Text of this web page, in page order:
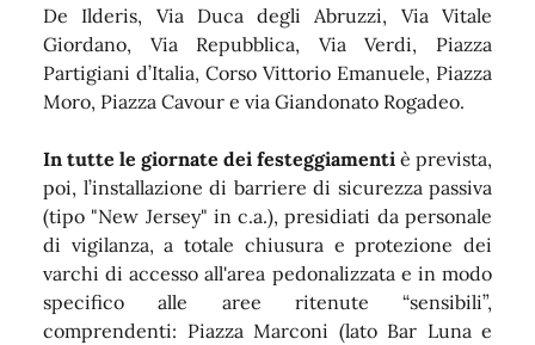
De Ilderis, Via Duca degli Abruzzi, Via Vitale
Giordano, Via Repubblica, Via Verdi, Piazza
Partigiani d’Italia, Corso Vittorio Emanuele, Piazza
Moro, Piazza Cavour e via Giandonato Rogadeo.
In tutte le giornate dei festeggiamenti è prevista,
poi, l’installazione di barriere di sicurezza passiva
(tipo "New Jersey" in c.a.), presidiati da personale
di vigilanza, a totale chiusura e protezione dei
varchi di accesso all'area pedonalizzata e in modo
specifico alle aree ritenute “sensibili”,
comprendenti: Piazza Marconi (lato Bar Luna e